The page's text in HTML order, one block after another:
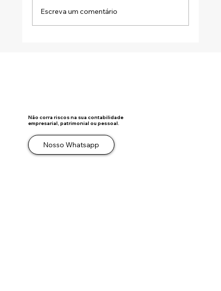
Escreva um comentário
Não corra riscos na sua contabilidade
empresarial, patrimonial ou pessoal.
Nosso Whatsapp